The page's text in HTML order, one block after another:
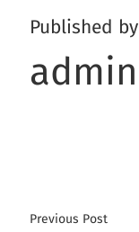
Published by
admin
Previous Post